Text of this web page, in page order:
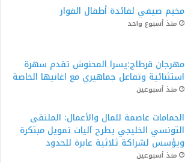
مخيم صيفي لفائدة أطفال الفوار
منذ أسبوع واحد
مهرجان قرطاج:يسرا المحنوش تقدم سهرة
استثنائية وتفاعل جماهيري مع اغانيها الخاصة
منذ أسبوعين
الحمامات عاصمة للمال والأعمال: الملتقى
التونسي الخليجي يطرح آليات تمويل مبتكرة
ويؤسس لشراكة ثلاثية عابرة للحدود
منذ أسبوعين